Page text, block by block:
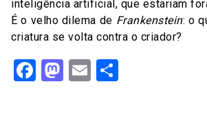
inteligência artificial, que estariam
É o velho dilema de Frankenstein: o
criatura se volta contra o criador?
Facebook
Mastodon
Email